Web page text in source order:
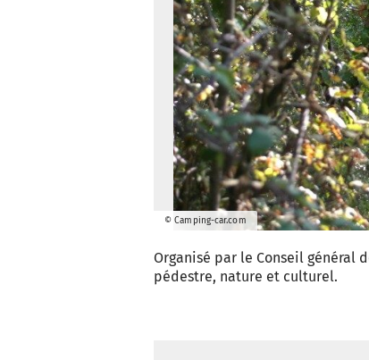
© Camping-car.com
Organisé par le Conseil général
pédestre, nature et culturel.